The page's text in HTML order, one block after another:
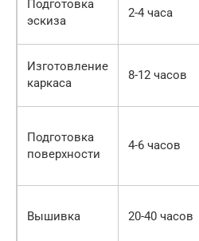
Подготовка
эскиза
2-4 часа
Изготовление
каркаса
8-12 часов
Подготовка
поверхности
4-6 часов
Вышивка 20-40 часов